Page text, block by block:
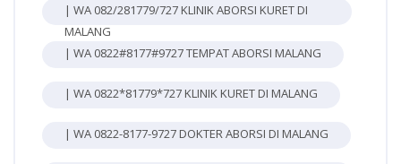
| WA 082/281779/727 KLINIK ABORSI KURET DI
MALANG
| WA 0822#8177#9727 TEMPAT ABORSI MALANG
| WA 0822*81779*727 KLINIK KURET DI MALANG
| WA 0822-8177-9727 DOKTER ABORSI DI MALANG